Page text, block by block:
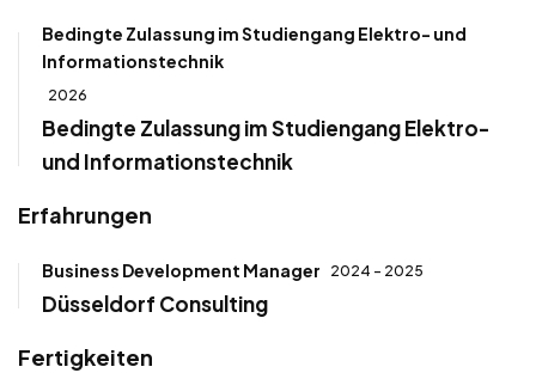
Bedingte Zulassung im Studiengang Elektro- und
Informationstechnik
2026
Bedingte Zulassung im Studiengang Elektro-
und Informationstechnik
Erfahrungen
Business Development Manager 2024 - 2025
Düsseldorf Consulting
Fertigkeiten